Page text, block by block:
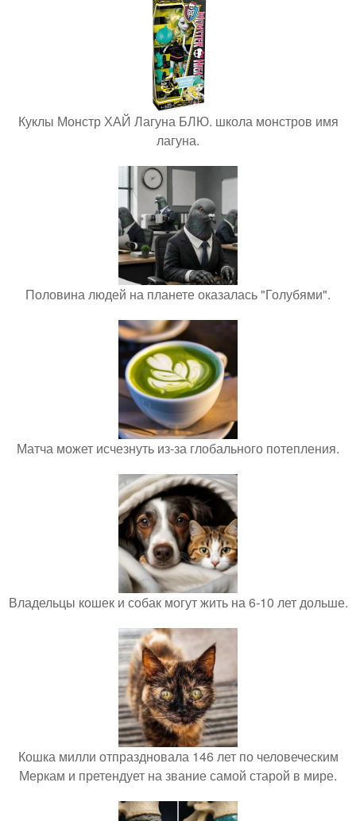
Куклы Монстр ХАЙ Лагуна БЛЮ. школа монстров имя
лагуна.
Половина людей на планете оказалась "Голубями".
Матча может исчезнуть из-за глобального потепления.
Владельцы кошек и собак могут жить на 6-10 лет дольше.
Кошка милли отпраздновала 146 лет по человеческим
Меркам и претендует на звание самой старой в мире.